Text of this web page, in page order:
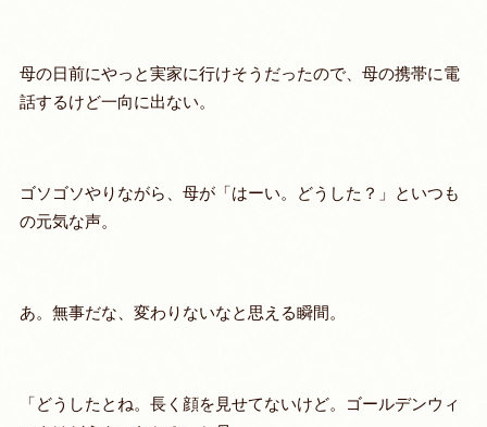
母の日前にやっと実家に行けそうだったので、母の携帯に電
話するけど一向に出ない。
ゴソゴソやりながら、母が「はーい。どうした？」といつも
の元気な声。
あ。無事だな、変わりないなと思える瞬間。
「どうしたとね。長く顔を見せてないけど。ゴールデンウィ